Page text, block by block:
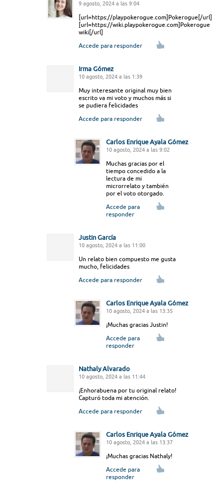
9 agosto, 2024 a las 9:04
[url=https://playpokerogue.com]Pokerogue[/url]
[url=https://wiki.playpokerogue.com]Pokerogue
wiki[/url]
Accede para responder
Irma Gómez
10 agosto, 2024 a las 1:39
Muy interesante original muy bien
escrito va mi voto y muchos más si
se pudiera felicidades
Accede para responder
Carlos Enrique Ayala Gómez
10 agosto, 2024 a las 9:02
Muchas gracias por el
tiempo concedido a la
lectura de mi
microrrelato y también
por el voto otorgado.
Accede para
responder
Justin García
10 agosto, 2024 a las 11:00
Un relato bien compuesto me gusta
mucho, felicidades
Accede para responder
Carlos Enrique Ayala Gómez
10 agosto, 2024 a las 13:35
¡Muchas gracias Justin!
Accede para
responder
Nathaly Alvarado
10 agosto, 2024 a las 11:44
¡Enhorabuena por tu original relato!
Capturó toda mi atención.
Accede para responder
Carlos Enrique Ayala Gómez
10 agosto, 2024 a las 13:37
¡Muchas gracias Nathaly!
Accede para
responder